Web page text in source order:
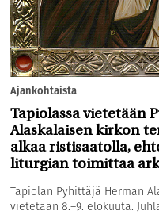
Ajankohtaista
Tapiolassa vietetään
Alaskalaisen kirkon
alkaa ristisaatolla,
liturgian toimittaa
Tapiolan Pyhittäjä Herman
vietetään 8.–9. elokuuta.